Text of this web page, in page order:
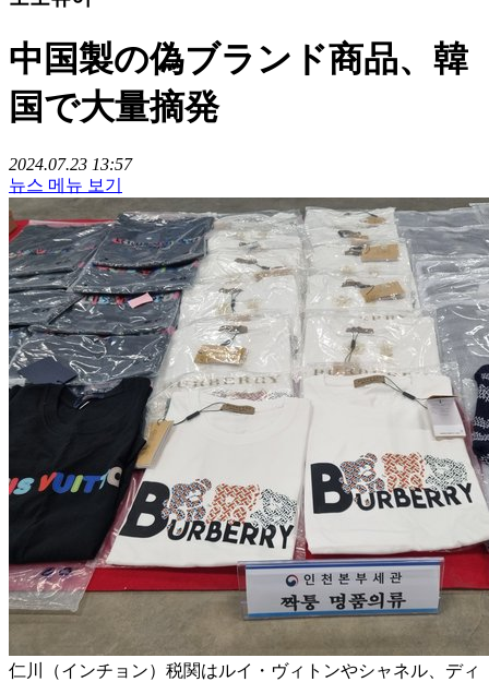
中国製の偽ブランド商品、韓
国で大量摘発
2024.07.23 13:57
뉴스 메뉴 보기
仁川（インチョン）税関はルイ・ヴィトンやシャネル、ディ